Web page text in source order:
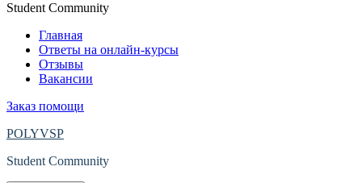
Student Community
Главная
Ответы на онлайн-курсы
Отзывы
Вакансии
Заказ помощи
POLYVSP
Student Community